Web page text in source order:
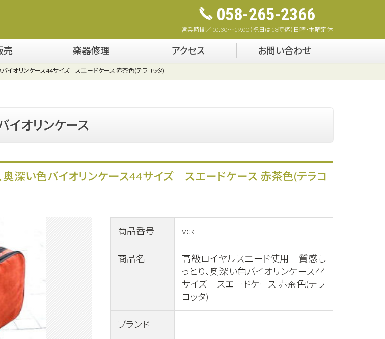
058-265-2366
営業時間／10:30～19:00（祝日は18時迄）日曜・木曜定休
売 楽器修理 アクセス お問い合わせ
イオリンケース44サイズ スエードケース 赤茶色(テラコッタ)
イオリンケース
深い色バイオリンケース44サイズ スエードケース 赤茶色(テラコ
商品番号 vckl
商品名
高級ロイヤルスエード使用 質感し
っとり、奥深い色バイオリンケース44
サイズ スエードケース 赤茶色(テラ
コッタ)
ブランド